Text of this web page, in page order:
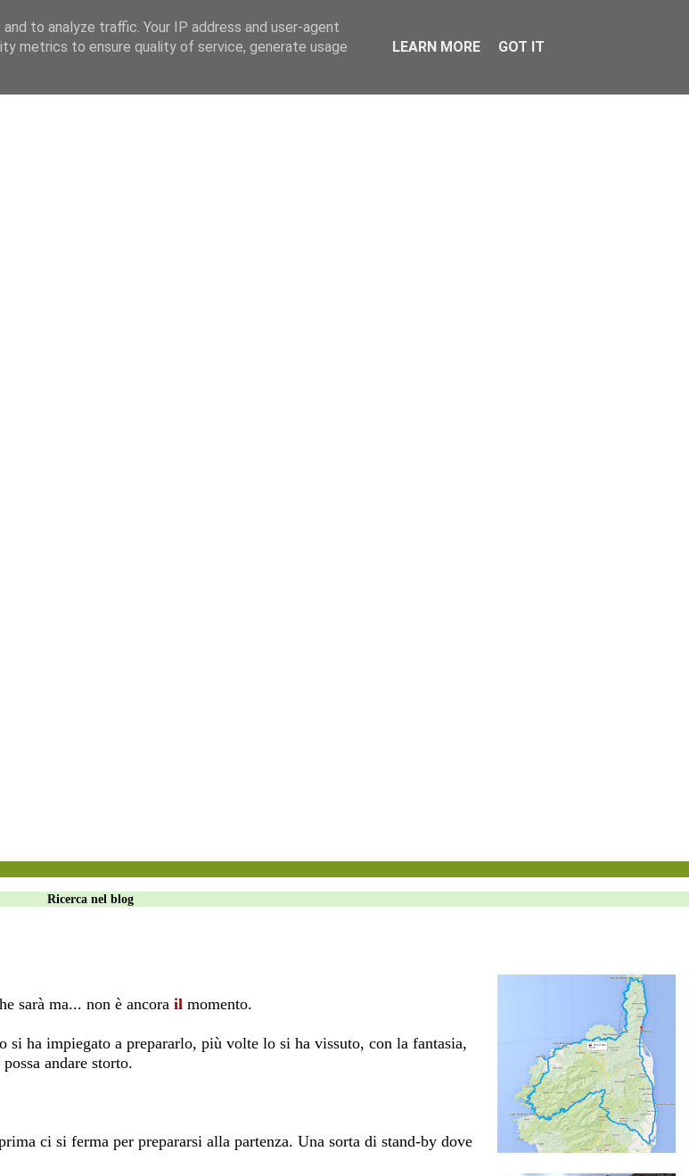
Ricerca nel blog
sarà ma... non è ancora il momento.
si ha impiegato a prepararlo, più volte lo si ha vissuto, con la fantasia,
andare storto.
ci si ferma per prepararsi alla partenza. Una sorta di stand-by dove
to analyze traffic. Your IP address and user-agent
metrics to ensure quality of service, generate usage
LEARN MORE GOT IT